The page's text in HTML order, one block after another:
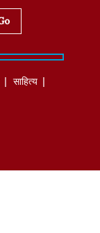
साहित्‍य